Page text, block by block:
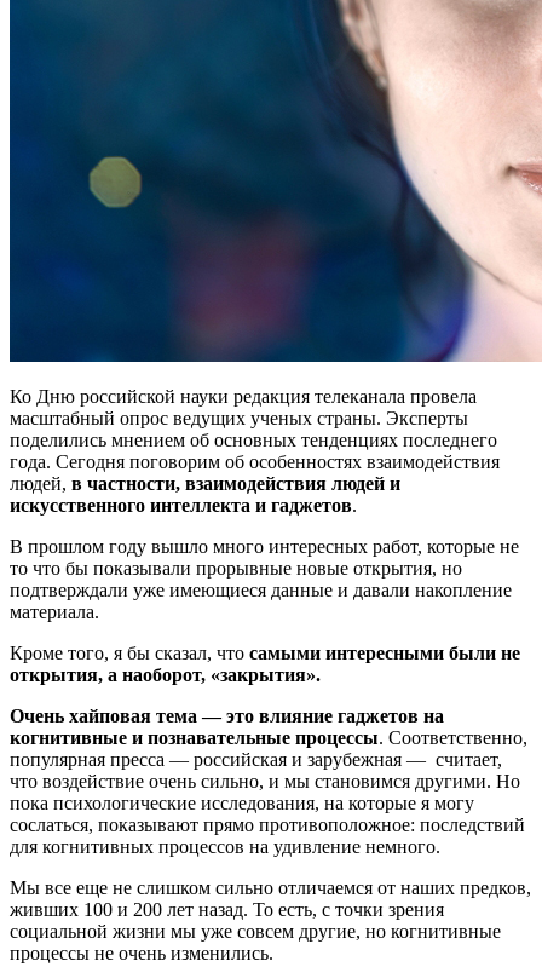
Ко Дню российской науки редакция телеканала провела
масштабный опрос ведущих ученых страны. Эксперты
поделились мнением об основных тенденциях последнего
года. Сегодня поговорим об особенностях взаимодействия
людей, в частности, взаимодействия людей и
искусственного интеллекта и гаджетов.
В прошлом году вышло много интересных работ, которые не
то что бы показывали прорывные новые открытия, но
подтверждали уже имеющиеся данные и давали накопление
материала.
Кроме того, я бы сказал, что самыми интересными были не
открытия, а наоборот, «закрытия».
Очень хайповая тема — это влияние гаджетов на
когнитивные и познавательные процессы. Соответственно,
популярная пресса — российская и зарубежная — считает,
что воздействие очень сильно, и мы становимся другими. Но
пока психологические исследования, на которые я могу
сослаться, показывают прямо противоположное: последствий
для когнитивных процессов на удивление немного.
Мы все еще не слишком сильно отличаемся от наших предков,
живших 100 и 200 лет назад. То есть, с точки зрения
социальной жизни мы уже совсем другие, но когнитивные
процессы не очень изменились.